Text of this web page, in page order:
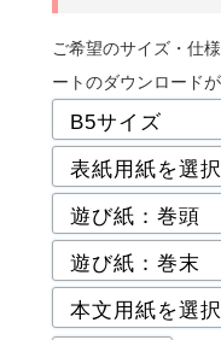
ご希望のサイズ・仕
ートのダウンロードが